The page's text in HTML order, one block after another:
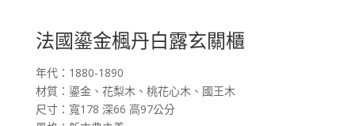
法國鎏金楓丹白露玄關櫃
年代：1880-1890
材質：鎏金、花梨木、桃花心木、國王木
尺寸：寬178 深66 高97公分